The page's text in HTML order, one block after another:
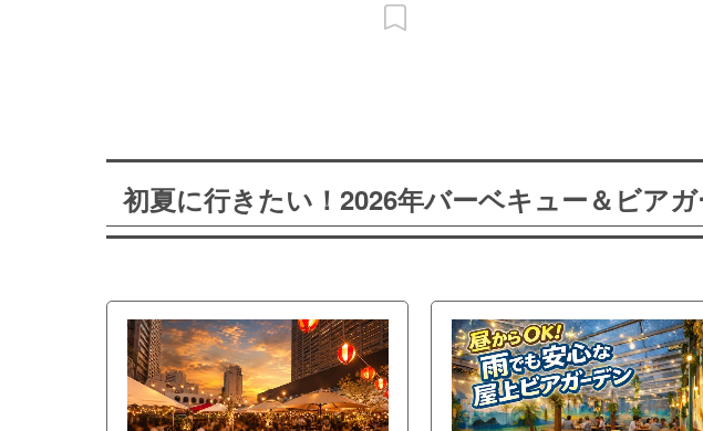
初夏に行きたい！2026年バーベキュー＆ビア